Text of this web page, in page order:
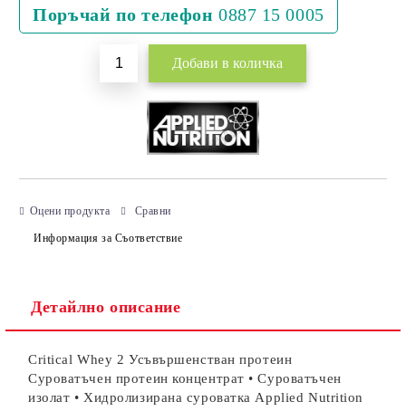
Поръчай по телефон 0887 15 0005
Оцени продукта Сравни
Информация за Съответствие
Детайлно описание
Critical Whey 2 Усъвършенстван протеин
Суроватъчен протеин концентрат • Суроватъчен
изолат • Хидролизирана суроватка Applied Nutrition